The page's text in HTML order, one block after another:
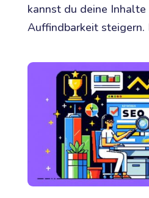
kannst du deine
Auffindbarkeit steigern.